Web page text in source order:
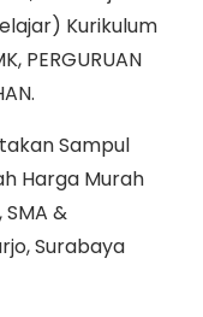
Kurikulum
PERGURUAN
Sampul
Harga Murah
SMA &
Surabaya